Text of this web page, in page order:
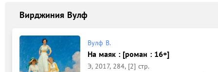
Вирджиния Вулф
Вулф В.
На маяк : [роман : 16+]
Э, 2017, 284, [2] стр.